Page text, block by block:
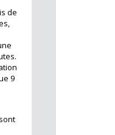
de
9